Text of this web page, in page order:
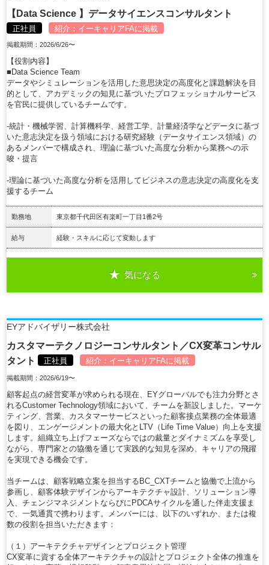
【Data Science 】データサイエンスコンサルタント
正社員 紹介： イーキャリアFAに掲載
掲載期間：2026/6/26〜
【役割内容】
■Data Science Team
データやシミュレーションを活用した意思決定の高度化と課題解決を目
的として、アカデミックの知見に基づいたプロフェッショナルサービス
を官民に提供しているチームです。
-統計・機械学習、計算機科学、経営工学、計量経済学などデータに基づ
いた意志決定を扱う領域における研究経験（データサイエンス領域）の
あるメンバーで構成され、理論に基づいた高度な分析から業務への示
唆・提言
-理論に基づいた高度な分析を活用してビジネスの意志決定の高度化を支
援するチーム
勤務地 東京都千代田区有楽町一丁目1番2号
給与 経験・スキルに応じて変動します
気になる
EYアドバイザリー株式会社
カスタマーテクノロジーコンサルタント／CX変革コンサル
タント
正社員 紹介： イーキャリアFAに掲載
掲載期間：2026/6/19〜
顧客起点の経営変革が求められる現在、EYグローバルでも注力分野とさ
れるCustomer Technology領域において、チームを新設しました。マーケ
ティング、営業、カスタマーサービスといった顧客接点業務の全体最適
を図り、エンゲージメントの最大化とLTV（Life Time Value）向上を支援
します。組織立ち上げフェーズならではの裁量とダイナミズムを享受し
ながら、専門家との協働を通じて実践的な知見を深め、キャリアの飛躍
を実現できる機会です。
当チームは、顧客戦略立案を担当するBC_CXTチームと協働で上流から
参画し、顧客体験デザインからアーキテクチャ設計、ソリューション導
入、チェンジマネジメントならびにPDCAサイクルを通した伴走支援ま
で、一気通貫で携わります。メンバーには、以下のいずれか、または複
数の役割を担当いただきます：
（１）アーキテクチャデザインとプロジェクト管理
CX変革に資する全体アーキテクチャの設計とプロジェクト全体の推進を